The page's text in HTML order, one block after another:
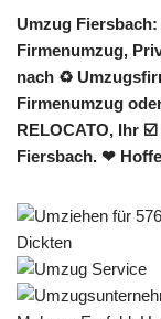
Umzug
Firmenumzug,
nach ♻
Firmenumzug
RELOCATO, Ihr
Fiersbach. ❤